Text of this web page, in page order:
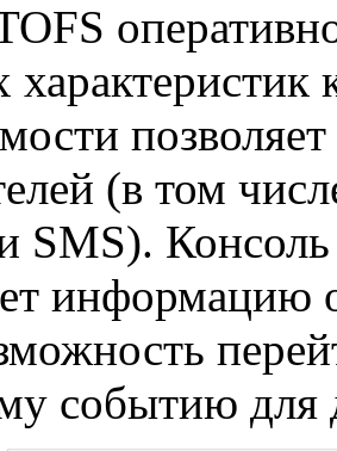
(в том
SMS).
информацию
событию для